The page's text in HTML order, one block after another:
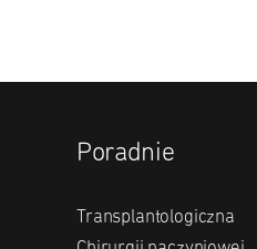
Poradnie
Transplantologiczna